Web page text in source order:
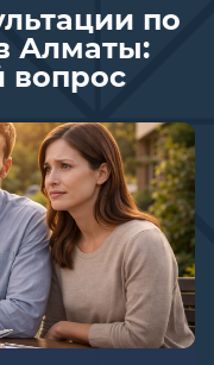
по
Алматы:
вопрос